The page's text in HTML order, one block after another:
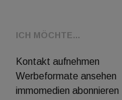
ICH MÖCHTE...
Kontakt aufnehmen
Werbeformate ansehen
immomedien abonnieren